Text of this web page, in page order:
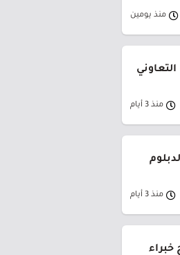
منذ يومين
منذ 3 أيام
منذ 3 أيام
خبراء